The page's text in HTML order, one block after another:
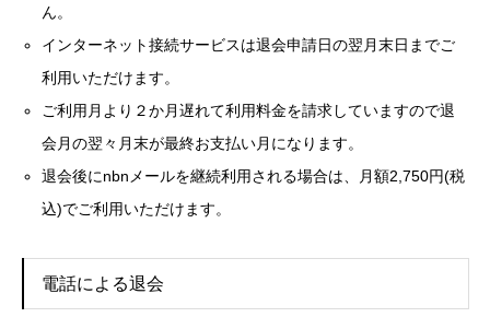
ん。
インターネット接続サービスは退会申請日の翌月末日までご
利用いただけます。
ご利用月より２か月遅れて利用料金を請求していますので退
会月の翌々月末が最終お支払い月になります。
退会後にnbnメールを継続利用される場合は、月額2,750円(税
込)でご利用いただけます。
電話による退会